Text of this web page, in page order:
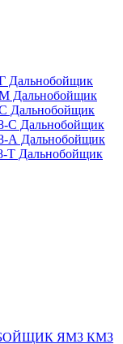
Дальнобойщик
Дальнобойщик
Дальнобойщик
С Дальнобойщик
А Дальнобойщик
Т Дальнобойщик
ЯМЗ КМЗ